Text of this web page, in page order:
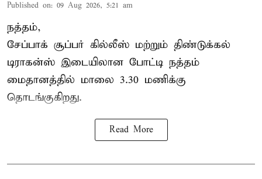
Published on: 09 Aug 2026, 5:21 am
நத்தம்,
சேப்பாக் சூப்பர் கில்லீஸ் மற்றும் திண்டுக்கல்
டிராகன்ஸ் இடையிலான போட்டி நத்தம்
மைதானத்தில் மாலை 3.30 மணிக்கு
தொடங்குகிறது.
Read More